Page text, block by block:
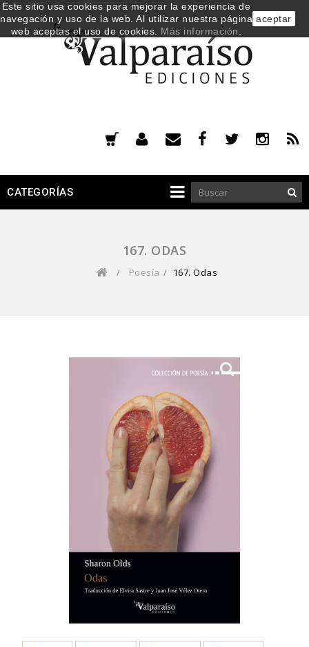
CATEGORÍAS
167. ODAS
/ Poesía / 167. Odas
Este sitio usa cookies para mejorar la experiencia de
navegación y uso de la web. Al utilizar nuestra página
web aceptas el uso de cookies. Más información
aceptar